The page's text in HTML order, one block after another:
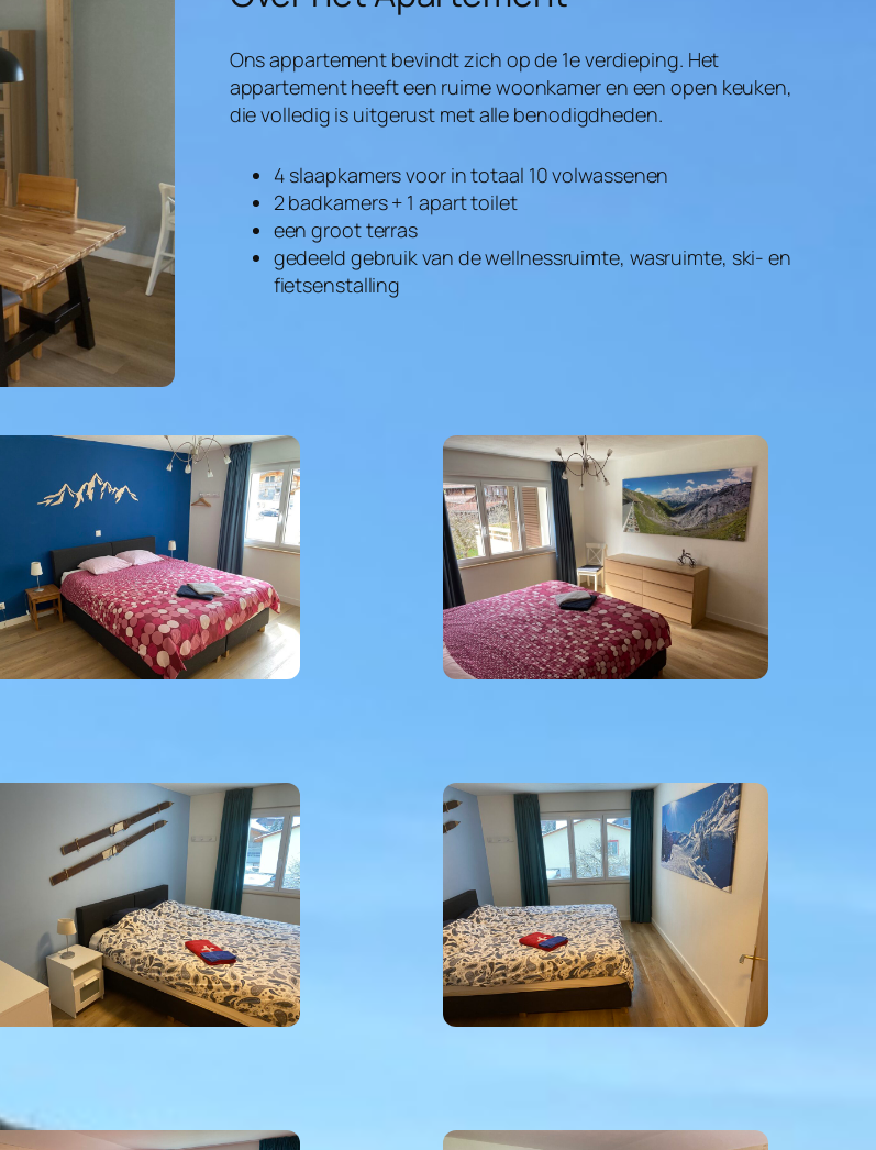
Ons appartement bevindt zich op de 1e verdieping. Het
appartement heeft een ruime woonkamer en een open keuken,
die volledig is uitgerust met alle benodigdheden.
4 slaapkamers voor in totaal 10 volwassenen
2 badkamers + 1 apart toilet
een groot terras
gedeeld gebruik van de wellnessruimte, wasruimte, ski- en
fietsenstalling